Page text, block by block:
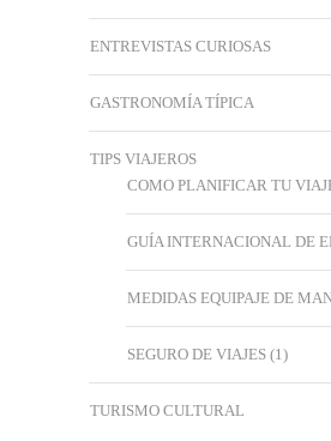
ENTREVISTAS CURIOSAS
GASTRONOMÍA TÍPICA
TIPS VIAJEROS
COMO PLANIFICAR TU
GUÍA INTERNACIONAL DE
MEDIDAS EQUIPAJE DE
SEGURO DE VIAJES (1)
TURISMO CULTURAL